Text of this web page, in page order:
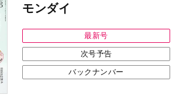
モンダイ
最新号
次号予告
バックナンバー